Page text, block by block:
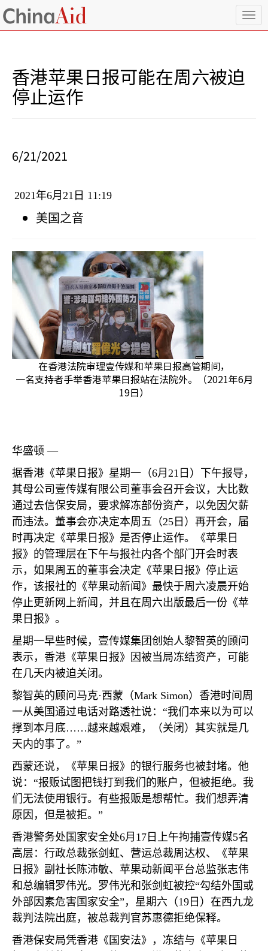
T
o
香港苹果日报可能在周六被迫
停止运作
6/21/2021
2021年6月 21 日 11:19
美国之音
在香港法院审理壹传媒和苹果日报高管期间，
一名支持者手举香港苹果日报站在法院外。（2021年6月
19日）
华盛顿 —
据香港《苹果日报》星期一（6月 21 日）下午报导，
其母公司壹传媒有限公司董事会召开会议，大比数
通过去信保安局，要求解冻部份资产，以免因欠薪
而违法。董事会亦决定本周五（25 日）再开会，届
时再决定《苹果日报》是否停止运作。《苹果日
报》的管理层在下午与报社内各个部门开会时表
示，如果周五的董事会决定《苹果日报》停止运
作，该报社的《苹果动新闻》最快于周六凌晨开始
停止更新网上新闻，并且在周六出版最后一份《苹
果日报》。
星期一早些时候，壹传媒集团创始人黎智英的顾问
表示，香港《苹果日报》因被当局冻结资产，可能
在几天内被迫关闭。
黎智英的顾问马克·西蒙（Mark Simon）香港时间周
一从美国通过电话对路透社说：“我们本来以为可以
撑到本月底……越来越艰难，（关闭）其实就是几
天内的事了。”
西蒙还说，《苹果日报》的银行服务也被封堵。他
说：“报贩试图把钱打到我们的账户，但被拒绝。我
们无法使用银行。有些报贩是想帮忙。我们想弄清
原因，但是被拒。”
香港警务处国家安全处6月 17 日上午拘捕壹传媒5名
高层：行政总裁张剑虹、营运总裁周达权、《苹果
日报》副社长陈沛敏、苹果动新闻平台总监张志伟
和总编辑罗伟光。罗伟光和张剑虹被控“勾结外国或
外部因素危害国家安全”，星期六（19 日）在西九龙
裁判法院出庭，被总裁判官苏惠德拒绝保释。
香港保安局凭香港《国安法》，冻结与《苹果日